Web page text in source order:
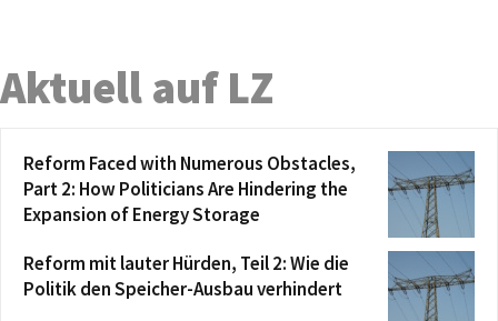
Aktuell auf LZ
Reform Faced with Numerous Obstacles,
Part 2: How Politicians Are Hindering the
Expansion of Energy Storage
Reform mit lauter Hürden, Teil 2: Wie die
Politik den Speicher-Ausbau verhindert